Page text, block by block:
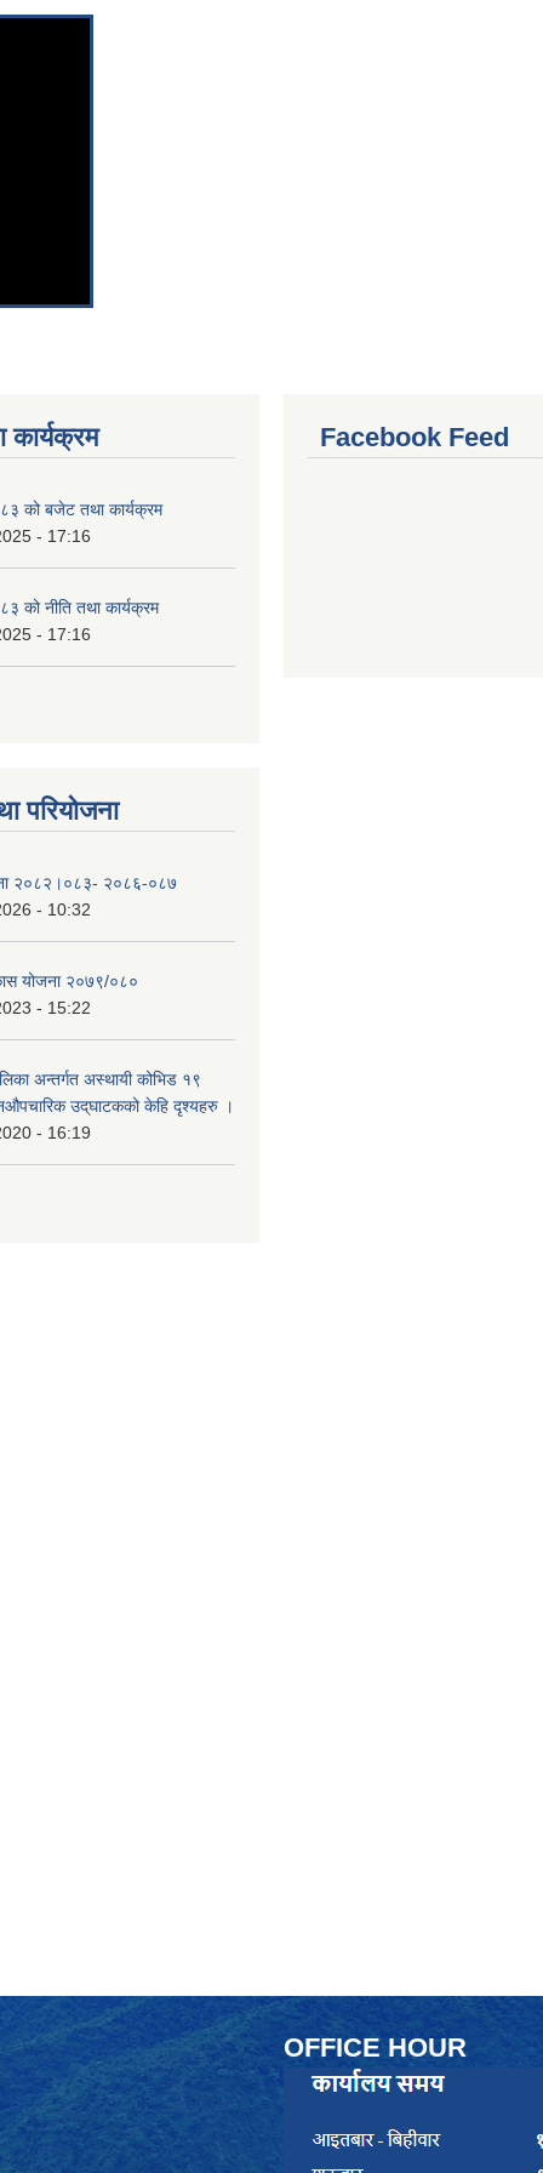
को बजेट तथा कार्यक्रम
- 17:16
को नीति तथा कार्यक्रम
- 17:16
परियोजना
२०८२।०८३- २०८६-०८७
- 10:32
योजना २०७९/०८०
- 15:22
अन्तर्गत अस्थायी कोभिड १९
उद्‌घाटकको केहि दृश्यहरु ।
- 16:19
Facebook Feed
OFFICE HOUR